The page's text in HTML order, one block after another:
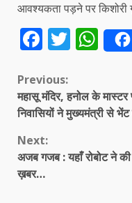
आवश्यकता पड़ने पर किशोरी
Continue
Reading
Previous:
महासू मंदिर, हनोल के मास्टर
निवासियों ने मुख्यमंत्री से
Next:
अजब गजब : यहाँ रोबोट ने
ख़बर…